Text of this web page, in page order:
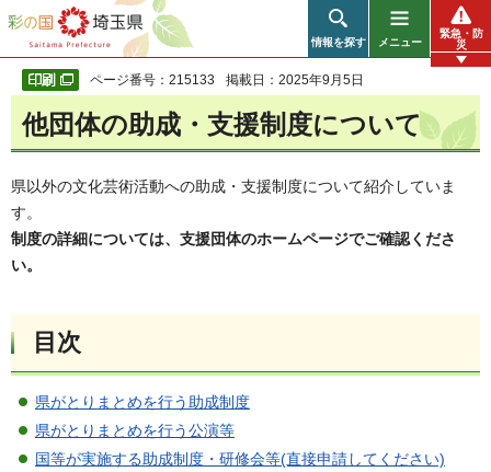
彩の国 埼玉県
情報を探す メニュー
緊急・防
災
ページ番号：215133 掲載日：2025年9月5日
他団体の助成・支援制度について
県以外の文化芸術活動への助成・支援制度について紹介していま
す。
制度の詳細については、支援団体のホームページでご確認くださ
い。
目次
県がとりまとめを行う助成制度
県がとりまとめを行う公演等
国等が実施する助成制度・研修会等(直接申請してください)